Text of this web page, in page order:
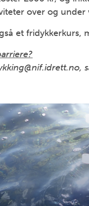
over og under
et fridykkerkurs,